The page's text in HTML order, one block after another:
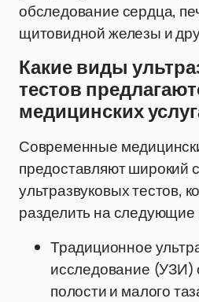
обследование сердца,
щитовидной железы и
Какие виды
тестов
медицинских
Современные
предоставляют широкий
ультразвуковых тестов,
разделить на следующие
Традиционное
исследование
полости и малого